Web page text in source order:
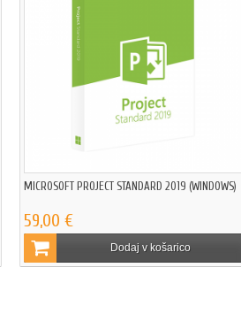
MICROSOFT PROJECT STANDARD 2019 (WINDOWS)
59,00 €
Dodaj v košarico